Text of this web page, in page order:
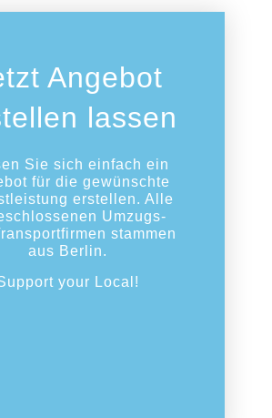
Angebot
lassen
Sie sich einfach ein
für die gewünschte
erstellen. Alle
Umzugs-
stammen
aus Berlin.
your Local!